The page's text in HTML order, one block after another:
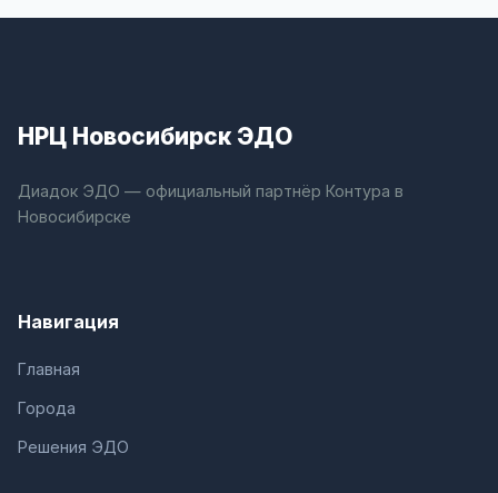
НРЦ Новосибирск ЭДО
Диадок ЭДО — официальный партнёр Контура в
Новосибирске
Навигация
Главная
Города
Решения ЭДО